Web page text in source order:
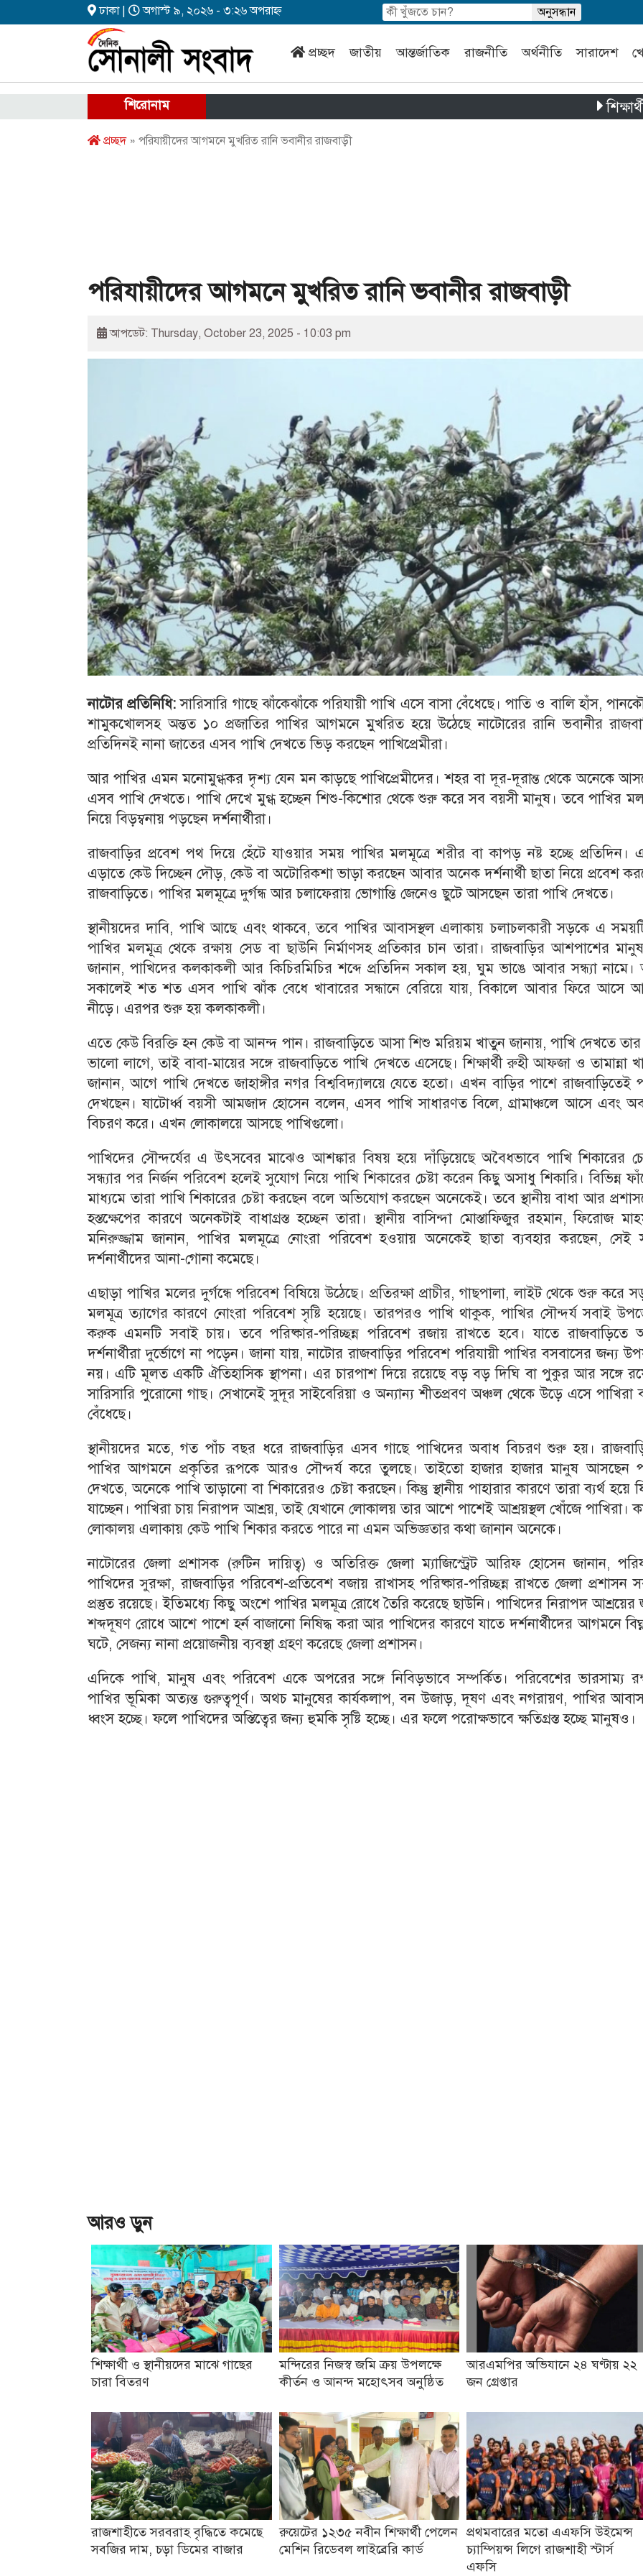
ঢাকা | অগাস্ট ৯, ২০২৬ - ৩:২৬ অপরাহ্ন
প্রচ্ছদ জাতীয় আন্তর্জাতিক রাজনীতি অর্থনীতি সারাদেশ
শিরোনাম শিক্ষার্থী ও
প্রচ্ছদ» পরিযায়ীদের আগমনে মুখরিত রানি ভবানীর রাজবাড়ী
পরিযায়ীদের আগমনে মুখরিত রানি ভবানীর রাজবাড়ী
আপডেট: Thursday, October 23, 2025 - 10:03 pm
নাটোর প্রতিনিধি:সারিসারি গাছে ঝাঁকেঝাঁকে পরিযায়ী পাখি এসে বাসা বেঁধেছে। পাতি ও বালি হাঁস,
শামুকখোলসহ অন্তত ১০ প্রজাতির পাখির আগমনে মুখরিত হয়ে উঠেছে নাটোরের রানি ভবানীর
প্রতিদিনই নানা জাতের এসব পাখি দেখতে ভিড় করছেন পাখিপ্রেমীরা।
আর পাখির এমন মনোমুগ্ধকর দৃশ্য যেন মন কাড়ছে পাখিপ্রেমীদের। শহর বা দূর-দূরান্ত থেকে অনেকে
এসব পাখি দেখতে। পাখি দেখে মুগ্ধ হচ্ছেন শিশু-কিশোর থেকে শুরু করে সব বয়সী মানুষ। তবে পাখির
নিয়ে বিড়ম্বনায় পড়ছেন দর্শনার্থীরা।
রাজবাড়ির প্রবেশ পথ দিয়ে হেঁটে যাওয়ার সময় পাখির মলমূত্রে শরীর বা কাপড় নষ্ট হচ্ছে প্রতিদিন।
এড়াতে কেউ দিচ্ছেন দৌড়, কেউ বা অটোরিকশা ভাড়া করছেন আবার অনেক দর্শনার্থী ছাতা নিয়ে প্রবেশ
রাজবাড়িতে। পাখির মলমূত্রে দুর্গন্ধ আর চলাফেরায় ভোগান্তি জেনেও ছুটে আসছেন তারা পাখি দেখতে।
স্থানীয়দের দাবি, পাখি আছে এবং থাকবে, তবে পাখির আবাসস্থল এলাকায় চলাচলকারী সড়কে এ
পাখির মলমূত্র থেকে রক্ষায় সেড বা ছাউনি নির্মাণসহ প্রতিকার চান তারা। রাজবাড়ির আশপাশের
জানান, পাখিদের কলকাকলী আর কিচিরমিচির শব্দে প্রতিদিন সকাল হয়, ঘুম ভাঙে আবার সন্ধ্যা
সকালেই শত শত এসব পাখি ঝাঁক বেধে খাবারের সন্ধানে বেরিয়ে যায়, বিকালে আবার ফিরে আসে
নীড়ে। এরপর শুরু হয় কলকাকলী।
এতে কেউ বিরক্তি হন কেউ বা আনন্দ পান। রাজবাড়িতে আসা শিশু মরিয়ম খাতুন জানায়, পাখি দেখতে
ভালো লাগে, তাই বাবা-মায়ের সঙ্গে রাজবাড়িতে পাখি দেখতে এসেছে। শিক্ষার্থী রুহী আফজা ও তামান্না
জানান, আগে পাখি দেখতে জাহাঙ্গীর নগর বিশ্ববিদ্যালয়ে যেতে হতো। এখন বাড়ির পাশে রাজবাড়িতেই
দেখছেন। ষাটোর্ধ্ব বয়সী আমজাদ হোসেন বলেন, এসব পাখি সাধারণত বিলে, গ্রামাঞ্চলে আসে এবং
বিচরণ করে। এখন লোকালয়ে আসছে পাখিগুলো।
পাখিদের সৌন্দর্যের এ উৎসবের মাঝেও আশঙ্কার বিষয় হয়ে দাঁড়িয়েছে অবৈধভাবে পাখি শিকারের
সন্ধ্যার পর নির্জন পরিবেশ হলেই সুযোগ নিয়ে পাখি শিকারের চেষ্টা করেন কিছু অসাধু শিকারি। বিভিন্ন
মাধ্যমে তারা পাখি শিকারের চেষ্টা করছেন বলে অভিযোগ করছেন অনেকেই। তবে স্থানীয় বাধা আর
হস্তক্ষেপের কারণে অনেকটাই বাধাগ্রস্ত হচ্ছেন তারা। স্থানীয় বাসিন্দা মোস্তাফিজুর রহমান, ফিরোজ
মনিরুজ্জাম জানান, পাখির মলমূত্রে নোংরা পরিবেশ হওয়ায় অনেকেই ছাতা ব্যবহার করছেন, সেই
দর্শনার্থীদের আনা-গোনা কমেছে।
এছাড়া পাখির মলের দুর্গন্ধে পরিবেশ বিষিয়ে উঠেছে। প্রতিরক্ষা প্রাচীর, গাছপালা, লাইট থেকে শুরু করে
মলমূত্র ত্যাগের কারণে নোংরা পরিবেশ সৃষ্টি হয়েছে। তারপরও পাখি থাকুক, পাখির সৌন্দর্য সবাই
করুক এমনটি সবাই চায়। তবে পরিষ্কার-পরিচ্ছন্ন পরিবেশ রজায় রাখতে হবে। যাতে রাজবাড়িতে
দর্শনার্থীরা দুর্ভোগে না পড়েন। জানা যায়, নাটোর রাজবাড়ির পরিবেশ পরিযায়ী পাখির বসবাসের জন্য
নয়। এটি মূলত একটি ঐতিহাসিক স্থাপনা। এর চারপাশ দিয়ে রয়েছে বড় বড় দিঘি বা পুকুর আর সঙ্গে
সারিসারি পুরোনো গাছ। সেখানেই সুদূর সাইবেরিয়া ও অন্যান্য শীতপ্রবণ অঞ্চল থেকে উড়ে এসে পাখিরা
বেঁধেছে।
স্থানীয়দের মতে, গত পাঁচ বছর ধরে রাজবাড়ির এসব গাছে পাখিদের অবাধ বিচরণ শুরু হয়।
পাখির আগমনে প্রকৃতির রূপকে আরও সৌন্দর্য করে তুলছে। তাইতো হাজার হাজার মানুষ আসছেন
দেখতে, অনেকে পাখি তাড়ানো বা শিকারেরও চেষ্টা করছেন। কিন্তু স্থানীয় পাহারার কারণে তারা ব্যর্থ হয়ে
যাচ্ছেন। পাখিরা চায় নিরাপদ আশ্রয়, তাই যেখানে লোকালয় তার আশে পাশেই আশ্রয়স্থল খোঁজে পাখিরা।
লোকালয় এলাকায় কেউ পাখি শিকার করতে পারে না এমন অভিজ্ঞতার কথা জানান অনেকে।
নাটোরের জেলা প্রশাসক (রুটিন দায়িত্ব) ও অতিরিক্ত জেলা ম্যাজিস্ট্রেট আরিফ হোসেন জানান,
পাখিদের সুরক্ষা, রাজবাড়ির পরিবেশ-প্রতিবেশ বজায় রাখাসহ পরিষ্কার-পরিচ্ছন্ন রাখতে জেলা প্রশাসন
প্রস্তুত রয়েছে। ইতিমধ্যে কিছু অংশে পাখির মলমূত্র রোধে তৈরি করেছে ছাউনি। পাখিদের নিরাপদ আশ্রয়ের
শব্দদূষণ রোধে আশে পাশে হর্ন বাজানো নিষিদ্ধ করা আর পাখিদের কারণে যাতে দর্শনার্থীদের আগমনে
ঘটে, সেজন্য নানা প্রয়োজনীয় ব্যবস্থা গ্রহণ করেছে জেলা প্রশাসন।
এদিকে পাখি, মানুষ এবং পরিবেশ একে অপরের সঙ্গে নিবিড়ভাবে সম্পর্কিত। পরিবেশের ভারসাম্য
পাখির ভূমিকা অত্যন্ত গুরুত্বপূর্ণ। অথচ মানুষের কার্যকলাপ, বন উজাড়, দূষণ এবং নগরায়ণ, পাখির
ধ্বংস হচ্ছে। ফলে পাখিদের অস্তিত্বের জন্য হুমকি সৃষ্টি হচ্ছে। এর ফলে পরোক্ষভাবে ক্ষতিগ্রস্ত হচ্ছে মানুষও।
আরও ড়ুন
শিক্ষার্থী ও স্থানীয়দের মাঝে গাছের
চারা বিতরণ
মন্দিরের নিজস্ব জমি ক্রয় উপলক্ষে
কীর্তন ও আনন্দ মহোৎসব অনুষ্ঠিত
আরএমপির অভিযানে ২৪ ঘণ্টায় ২২
জন গ্রেপ্তার
রাজশাহীতে সরবরাহ বৃদ্ধিতে কমেছে
সবজির দাম, চড়া ডিমের বাজার
রুয়েটের ১২৩৫ নবীন শিক্ষার্থী পেলেন
মেশিন রিডেবল লাইব্রেরি কার্ড
প্রথমবারের মতো এএফসি উইমেন্স
চ্যাম্পিয়ন্স লিগে রাজশাহী স্টার্স
এফসি